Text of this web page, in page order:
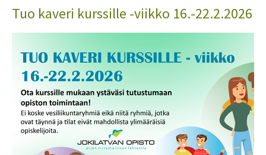
Tuo kaveri kurssille -viikko 16.-22.2.2026